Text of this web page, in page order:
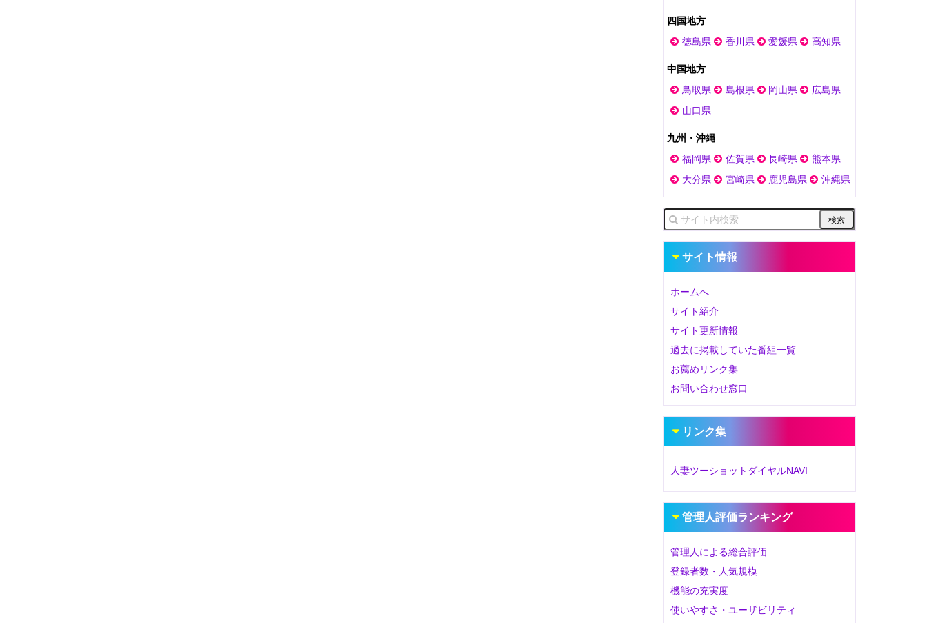
四国地方
徳島県
香川県 愛媛県 高知県
中国地方
鳥取県
島根県 岡山県
広島県
山口県
九州・沖縄
福岡県
佐賀県 長崎県
熊本県
大分県
宮崎県 鹿児島県 沖縄県
サイト情報
ホームへ
サイト紹介
サイト更新情報
過去に掲載していた番組一覧
お薦めリンク集
お問い合わせ窓口
リンク集
人妻ツーショットダイヤルNAVI
管理人評価ランキング
管理人による総合評価
登録者数・人気規模
機能の充実度
使いやすさ・ユーザビリティ